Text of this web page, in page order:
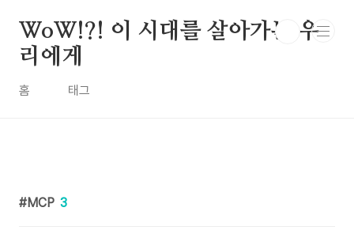
WoW!?! 이 시대를 살아가는 우
리에게
홈 태그
MCP 3